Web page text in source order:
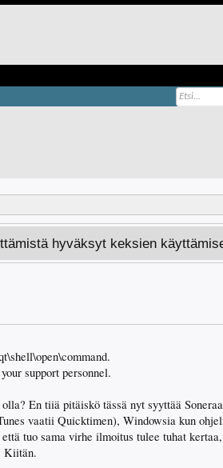
hyväksyt keksien
support personnel.
En tiiä pitäiskö tässä nyt syyttää
vaatii Quicktimen), Windowsia kun
tuo sama virhe ilmoitus tulee tuhat
Kiitän.